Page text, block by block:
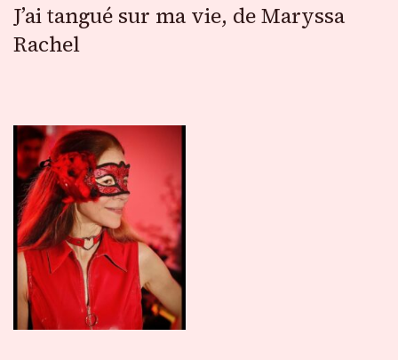
J’ai tangué sur ma vie, de Maryssa
Rachel